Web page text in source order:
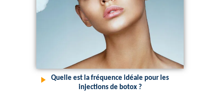
Quelle est la fréquence idéale pour les
injections de botox ?